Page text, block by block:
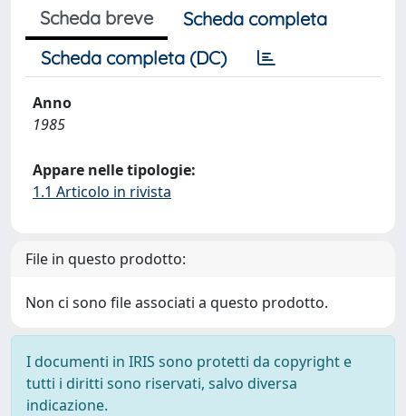
Scheda breve
Scheda completa
Scheda completa (DC)
Anno
1985
Appare nelle tipologie:
1.1 Articolo in rivista
File in questo prodotto:
Non ci sono file associati a questo prodotto.
I documenti in IRIS sono protetti da copyright e
tutti i diritti sono riservati, salvo diversa
indicazione.